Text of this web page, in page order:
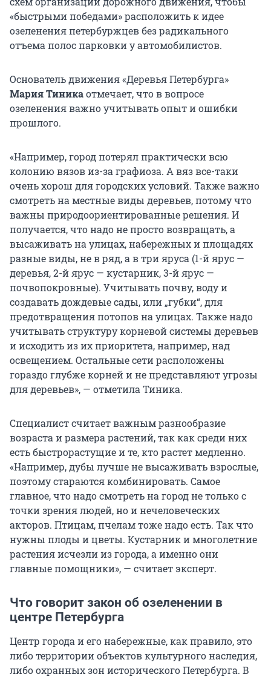
«быстрыми победами» расположить к идее
озеленения петербуржцев без радикального
отъема полос парковки у автомобилистов.
Основатель движения «Деревья Петербурга»
Мария Тиникаотмечает, что в вопросе
озеленения важно учитывать опыт и ошибки
прошлого.
«Например, город потерял практически всю
колонию вязов из-за графиоза. А вяз все-таки
очень хорош для городских условий. Также важно
смотреть на местные виды деревьев, потому что
важны природоориентированные решения. И
получается, что надо не просто возвращать, а
высаживать на улицах, набережных и площадях
разные виды, не в ряд, а в три яруса (1-й ярус —
деревья, 2-й ярус — кустарник, 3-й ярус —
почвопокровные). Учитывать почву, воду и
создавать дождевые сады, или „губки“, для
предотвращения потопов на улицах. Также надо
учитывать структуру корневой системы деревьев
и исходить из их приоритета, например, над
освещением. Остальные сети расположены
гораздо глубже корней и не представляют угрозы
для деревьев», — отметила Тиника.
Специалист считает важным разнообразие
возраста и размера растений, так как среди них
есть быстрорастущие и те, кто растет медленно.
«Например, дубы лучше не высаживать взрослые,
поэтому стараются комбинировать. Самое
главное, что надо смотреть на город не только с
точки зрения людей, но и нечеловеческих
акторов. Птицам, пчелам тоже надо есть. Так что
нужны плоды и цветы. Кустарник и многолетние
растения исчезли из города, а именно они
главные помощники», — считает эксперт.
Что говорит закон об озеленении в
центре Петербурга
Центр города и его набережные, как правило, это
либо территории объектов культурного наследия,
либо охранных зон исторического Петербурга. В